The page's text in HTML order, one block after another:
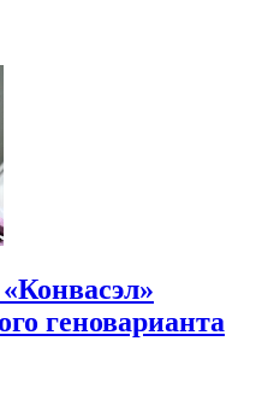
геноварианта